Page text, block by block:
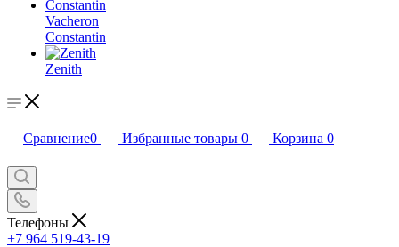
Vacheron
Constantin
Zenith
Сравнение0 Избранные товары 0 Корзина 0
Телефоны
+7 964 519-43-19